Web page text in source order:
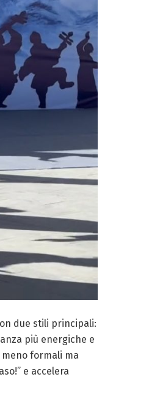
due stili principali:
più energiche e
formali ma
e accelera